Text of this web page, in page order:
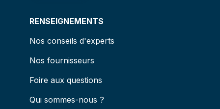
RENSEIGNEMENTS
Nos conseils d'experts
Nos fournisseurs
Foire aux questions
Qui sommes-nous ?